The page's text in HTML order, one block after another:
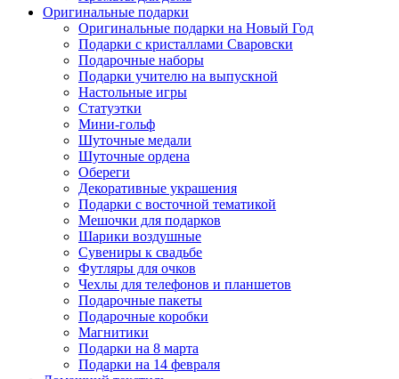
Оригинальные подарки
Оригинальные подарки на Новый Год
Подарки с кристаллами Сваровски
Подарочные наборы
Подарки учителю на выпускной
Настольные игры
Статуэтки
Мини-гольф
Шуточные медали
Шуточные ордена
Обереги
Декоративные украшения
Подарки с восточной тематикой
Мешочки для подарков
Шарики воздушные
Сувениры к свадьбе
Футляры для очков
Чехлы для телефонов и планшетов
Подарочные пакеты
Подарочные коробки
Магнитики
Подарки на 8 марта
Подарки на 14 февраля